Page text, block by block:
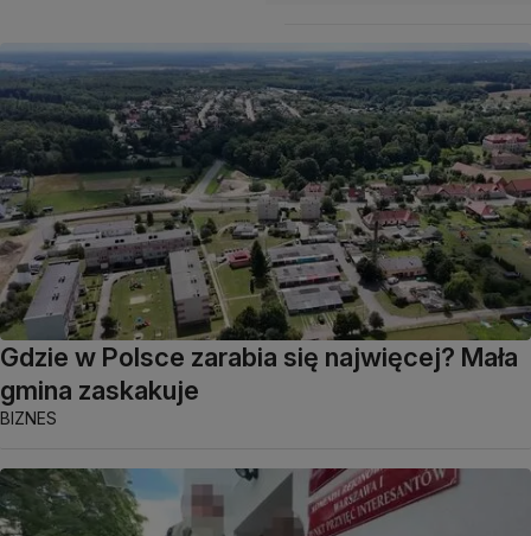
Gdzie w Polsce zarabia się najwięcej? Mała
gmina zaskakuje
BIZNES